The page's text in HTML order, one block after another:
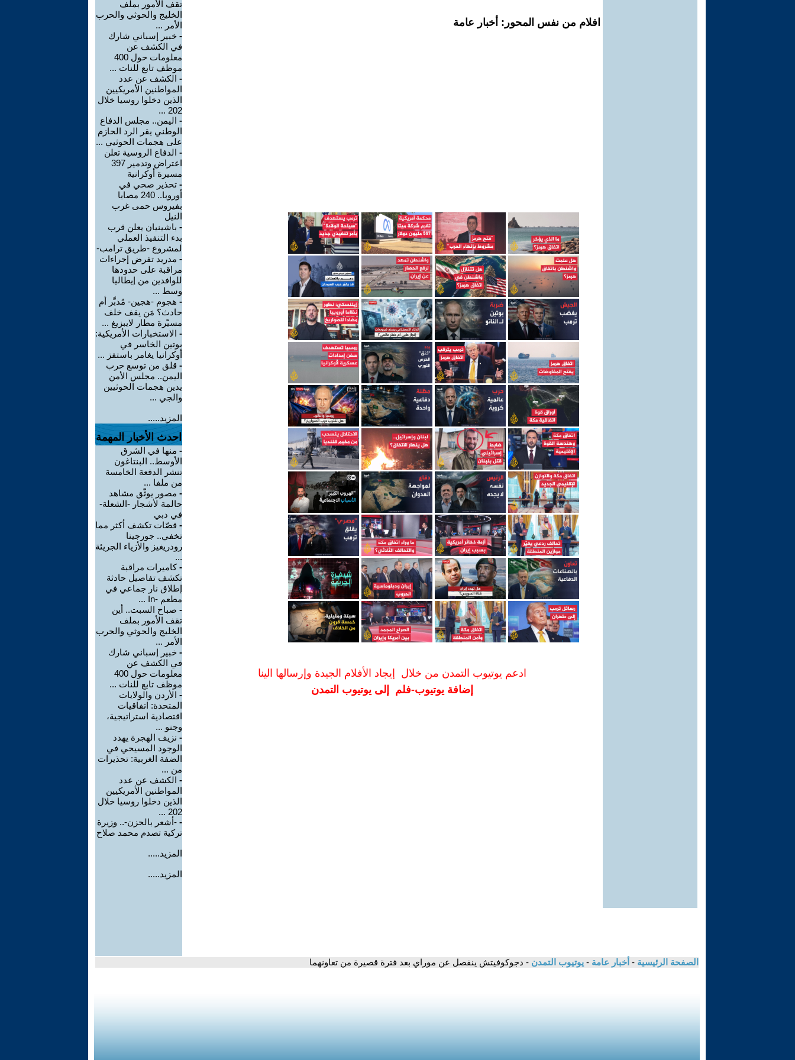
افلام من نفس المحور: أخبار عامة
ادعم يوتيوب التمدن من خلال إيجاد الأفلام الجيدة وإرسالها الينا
إضافة يوتيوب-فلم إلى يوتيوب التمدن
تقف الأمور بملف
الخليج والحوثي والحرب
الأمر ...
- خبير إسباني شارك
في الكشف عن
معلومات حول 400
موظف تابع للنات ...
- الكشف عن عدد
المواطنين الأمريكيين
الذين دخلوا روسيا خلال
202 ...
- اليمن.. مجلس الدفاع
الوطني يقر الرد الحازم
على هجمات الحوثيي ...
- الدفاع الروسية تعلن
اعتراض وتدمير 397
مسيرة أوكرانية
- تحذير صحي في
أوروبا.. 240 مصابا
بفيروس حمى غرب
النيل
- باشينيان يعلن قرب
بدء التنفيذ العملي
لمشروع -طريق ترامب-
- مدريد تفرض إجراءات
مراقبة على حدودها
للوافدين من إيطاليا
وسط ...
- هجوم -هجين- مُدبَّر أم
حادث؟ مَن يقف خلف
مسيّرة مطار لايبزيغ ...
- الاستخبارات الأمريكية:
بوتين الخاسر في
أوكرانيا يغامر باستفز ...
- قلق من توسع حرب
اليمن.. مجلس الأمن
يدين هجمات الحوثيين
والجي ...
المزيد.....
احدث الأخبار المهمة
- منها في الشرق
الأوسط.. البنتاغون
تنشر الدفعة الخامسة
من ملفا ...
- مصور يوثّق مشاهد
حالمة لأشجار -الشعلة-
في دبي
- قصّات تكشف أكثر مما
تخفي.. جورجينا
رودريغيز والأزياء الجريئة
...
-كاميرات مراقبة
تكشف تفاصيل حادثة
إطلاق نار جماعي في
مطعم -In ...
- صباح السبت.. أين
تقف الأمور بملف
الخليج والحوثي والحرب
الأمر ...
- خبير إسباني شارك
في الكشف عن
معلومات حول 400
موظف تابع للنات ...
- الأردن والولايات
المتحدة: اتفاقيات
اقتصادية استراتيجية،
وجنو ...
- نزيف الهجرة يهدد
الوجود المسيحي في
الضفة الغربية: تحذيرات
من ...
- الكشف عن عدد
المواطنين الأمريكيين
الذين دخلوا روسيا خلال
202 ...
- -أشعر بالحزن-.. وزيرة
تركية تصدم محمد صلاح
المزيد.....
المزيد.....
الصفحة الرئيسية - أخبار عامة - يوتيوب التمدن - دجوكوفيتش ينفصل عن موراي بعد فترة قصيرة من تعاونهما